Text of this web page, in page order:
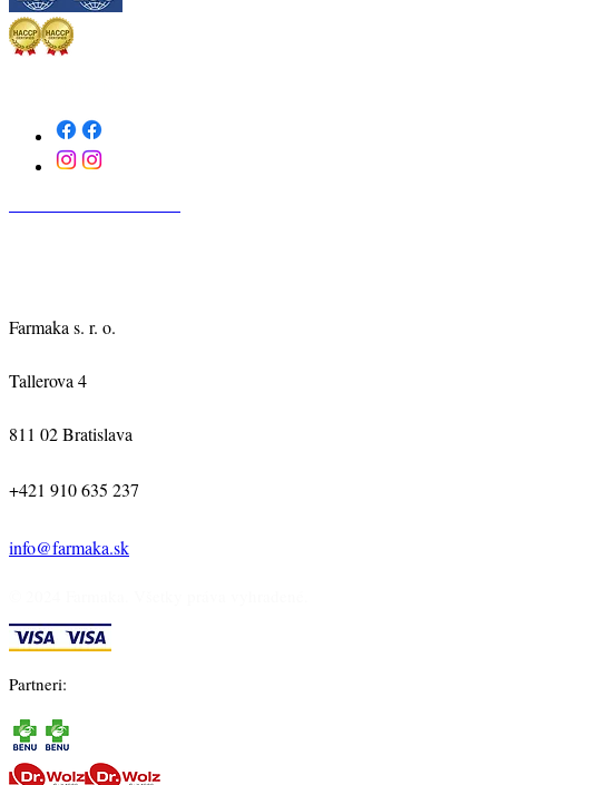
Farmaka s. r. o.
Tallerova 4
811 02 Bratislava
+421 910 635 237
info@farmaka.sk
Partneri: